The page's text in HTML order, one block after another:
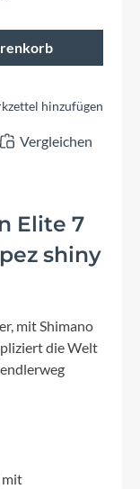
hinzufügen
Vergleichen
Elite 7
shiny
mit Shimano
die Welt
mit